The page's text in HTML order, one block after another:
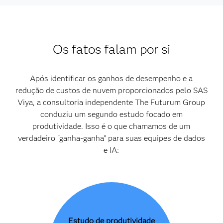
Os fatos falam por si
Após identificar os ganhos de desempenho e a
redução de custos de nuvem proporcionados pelo SAS
Viya, a consultoria independente The Futurum Group
conduziu um segundo estudo focado em
produtividade. Isso é o que chamamos de um
verdadeiro "ganha-ganha" para suas equipes de dados
e IA:
Estudo de produtividade